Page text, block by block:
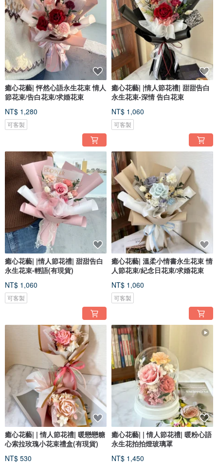
癒心花藝| 怦然心語永生花束 情人
節花束/告白花束/求婚花束
NT$ 1,280
可客製
癒心花藝| |情人節花禮| 甜甜告白
永生花束-深情 告白花束
NT$ 1,060
可客製
癒心花藝| |情人節花禮| 甜甜告白
永生花束-輕語(有現貨)
NT$ 1,060
可客製
癒心花藝| 溫柔小情書永生花束 情
人節花束/紀念日花束/求婚花束
NT$ 1,060
可客製
癒心花藝| | 情人節花禮| 暖戀戀糖
心索拉玫瑰小花束禮盒(有現貨)
NT$ 530
癒心花藝| | 情人節花禮| 暖粉心語
永生花拍拍燈玻璃罩
NT$ 1,450